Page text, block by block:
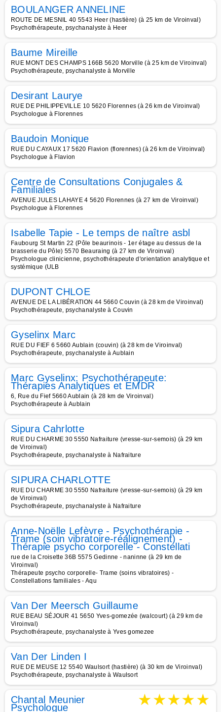
BOULANGER ANNELINE
ROUTE DE MESNIL 40 5543 Heer (hastière) (à 25 km de Viroinval)
Psychothérapeute, psychanalyste à Heer
Baume Mireille
RUE MONT DES CHAMPS 166B 5620 Morville (à 25 km de Viroinval)
Psychothérapeute, psychanalyste à Morville
Desirant Laurye
RUE DE PHILIPPEVILLE 10 5620 Florennes (à 26 km de Viroinval)
Psychologue à Florennes
Baudoin Monique
RUE DU CAYAUX 17 5620 Flavion (florennes) (à 26 km de Viroinval)
Psychologue à Flavion
Centre de Consultations Conjugales &
Familiales
AVENUE JULES LAHAYE 4 5620 Florennes (à 27 km de Viroinval)
Psychologue à Florennes
Isabelle Tapie - Le temps de naître asbl
Faubourg St Martin 22 (Pôle beaurinois - 1er étage au dessus de la
brasserie du Pôle) 5570 Beauraing (à 27 km de Viroinval)
Psychologue clinicienne, psychothérapeute d'orientation analytique et
systémique (ULB
DUPONT CHLOE
AVENUE DE LA LIBÉRATION 44 5660 Couvin (à 28 km de Viroinval)
Psychothérapeute, psychanalyste à Couvin
Gyselinx Marc
RUE DU FIEF 6 5660 Aublain (couvin) (à 28 km de Viroinval)
Psychothérapeute, psychanalyste à Aublain
Marc Gyselinx: Psychothérapeute:
Thérapies Analytiques et EMDR
6, Rue du Fief 5660 Aublain (à 28 km de Viroinval)
Psychothérapeute à Aublain
Sipura Cahrlotte
RUE DU CHARME 30 5550 Nafraiture (vresse-sur-semois) (à 29 km
de Viroinval)
Psychothérapeute, psychanalyste à Nafraiture
SIPURA CHARLOTTE
RUE DU CHARME 30 5550 Nafraiture (vresse-sur-semois) (à 29 km
de Viroinval)
Psychothérapeute, psychanalyste à Nafraiture
Anne-Noëlle Lefèvre - Psychothérapie -
Trame (soin vibratoire-réalignement) -
Thérapie psycho corporelle - Constellati
rue de la Croisette 36B 5575 Gedinne - naninne (à 29 km de
Viroinval)
Thérapeute psycho corporelle- Trame (soins vibratoires) -
Constellations familiales - Aqu
Van Der Meersch Guillaume
RUE BEAU SÉJOUR 41 5650 Yves-gomezée (walcourt) (à 29 km de
Viroinval)
Psychothérapeute, psychanalyste à Yves gomezee
Van Der Linden I
RUE DE MEUSE 12 5540 Waulsort (hastière) (à 30 km de Viroinval)
Psychothérapeute, psychanalyste à Waulsort
Chantal Meunier
Psychologue ★★★★★